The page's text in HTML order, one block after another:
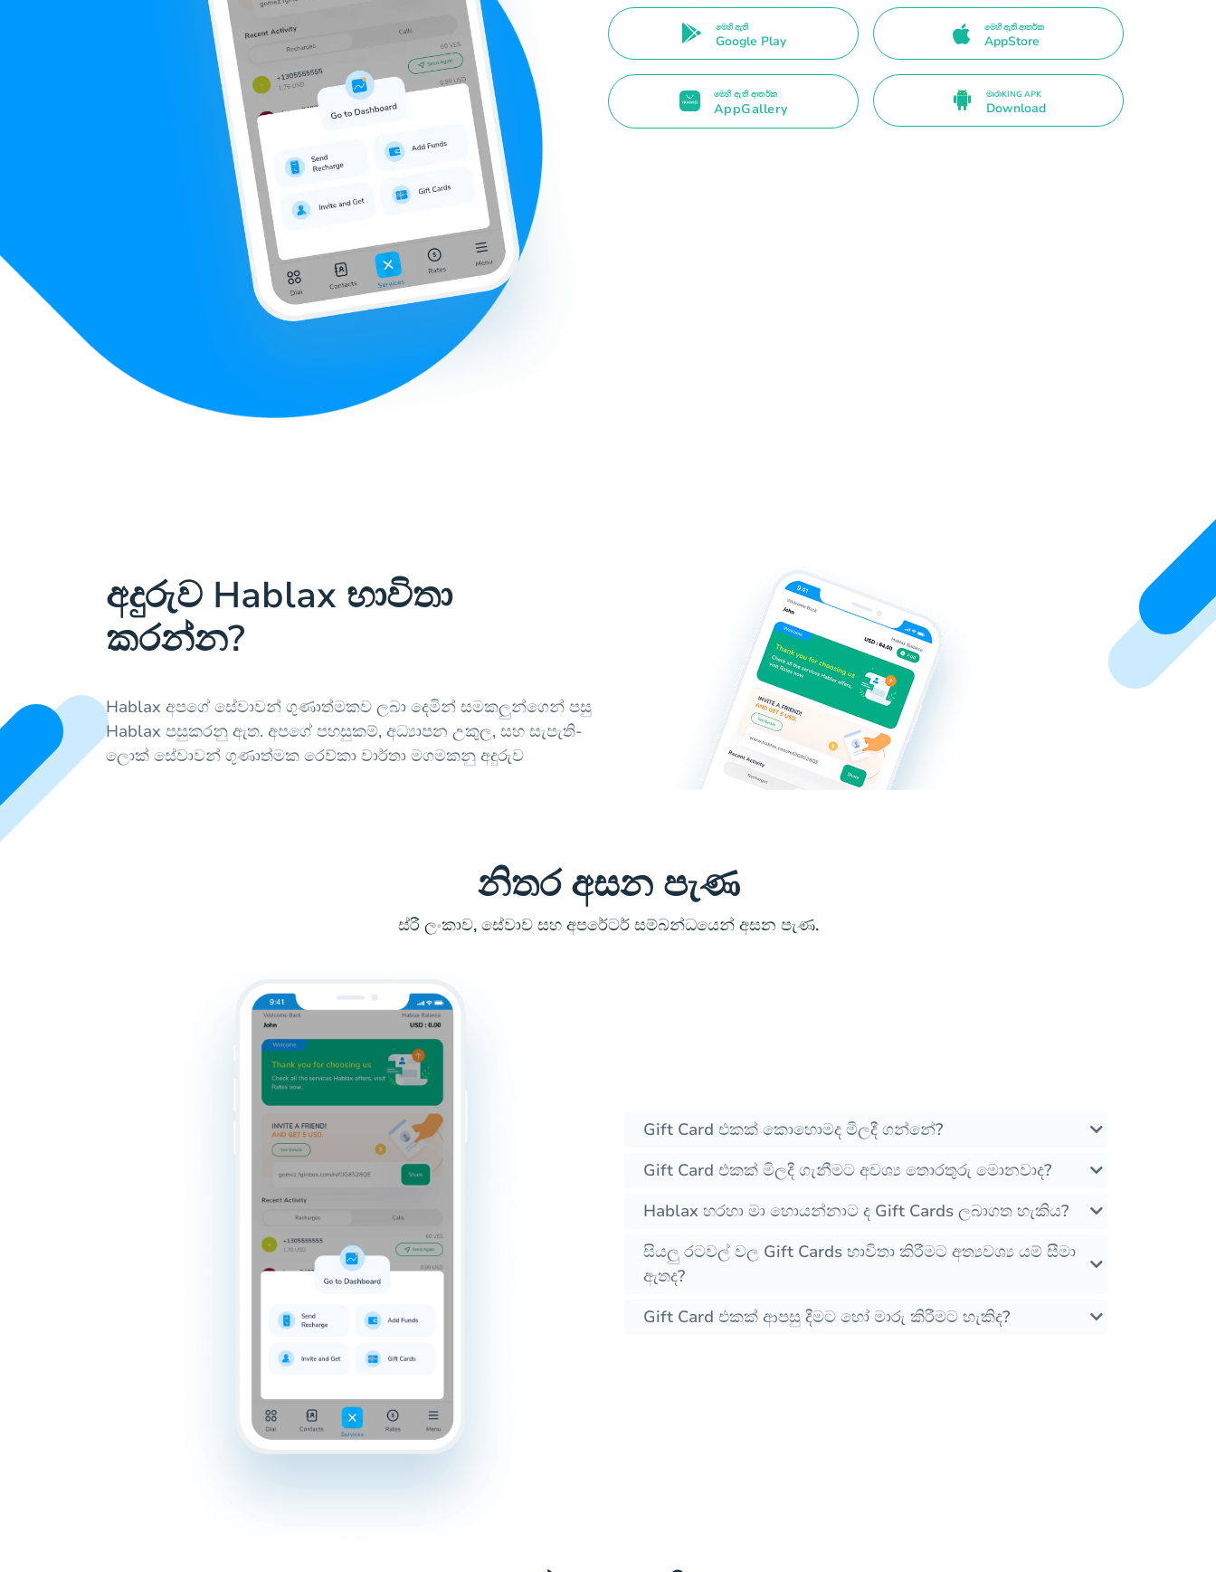
මෙහි ඇති
Google Play
මෙහි ඇති ආතර්ක
AppStore
මෙහි ඇති ආතර්ක
AppGallery
මාරාKING APK
Download
අදුරුව Hablax භාවිතා
කරන්න?
Hablax අපගේ සේවාවන් ගුණාත්මකව ලබා දෙමින් සමකලුන්ගෙන් පසු
Hablax පසුකරනු ඇත. අපගේ පහසුකම්, අධ්‍යාපන උකුල, සහ සැපැති-
ලොක් සේවාවන් ගුණාත්මක රෙව්කා වාර්තා මගමකනු අදුරුව
නිතර අසන පැණ
ස්රී ලංකාව, සේවාව සහ අපරේටර් සම්බන්ධයෙන් අසන පැණ.
Gift Card එකක් කොහොමද මිලදී ගන්නේ?
Gift Card එකක් මිලදී ගැනීමට අවශ්‍ය තොරතුරු මොනවාද?
Hablax හරහා මා හොයන්නාට ද Gift Cards ලබාගත හැකිය?
සියලු රටවල් වල Gift Cards භාවිතා කිරීමට අත්‍යවශ්‍ය යම් සීමා
ඇතද?
Gift Card එකක් ආපසු දීමට හෝ මාරු කිරීමට හැකිද?